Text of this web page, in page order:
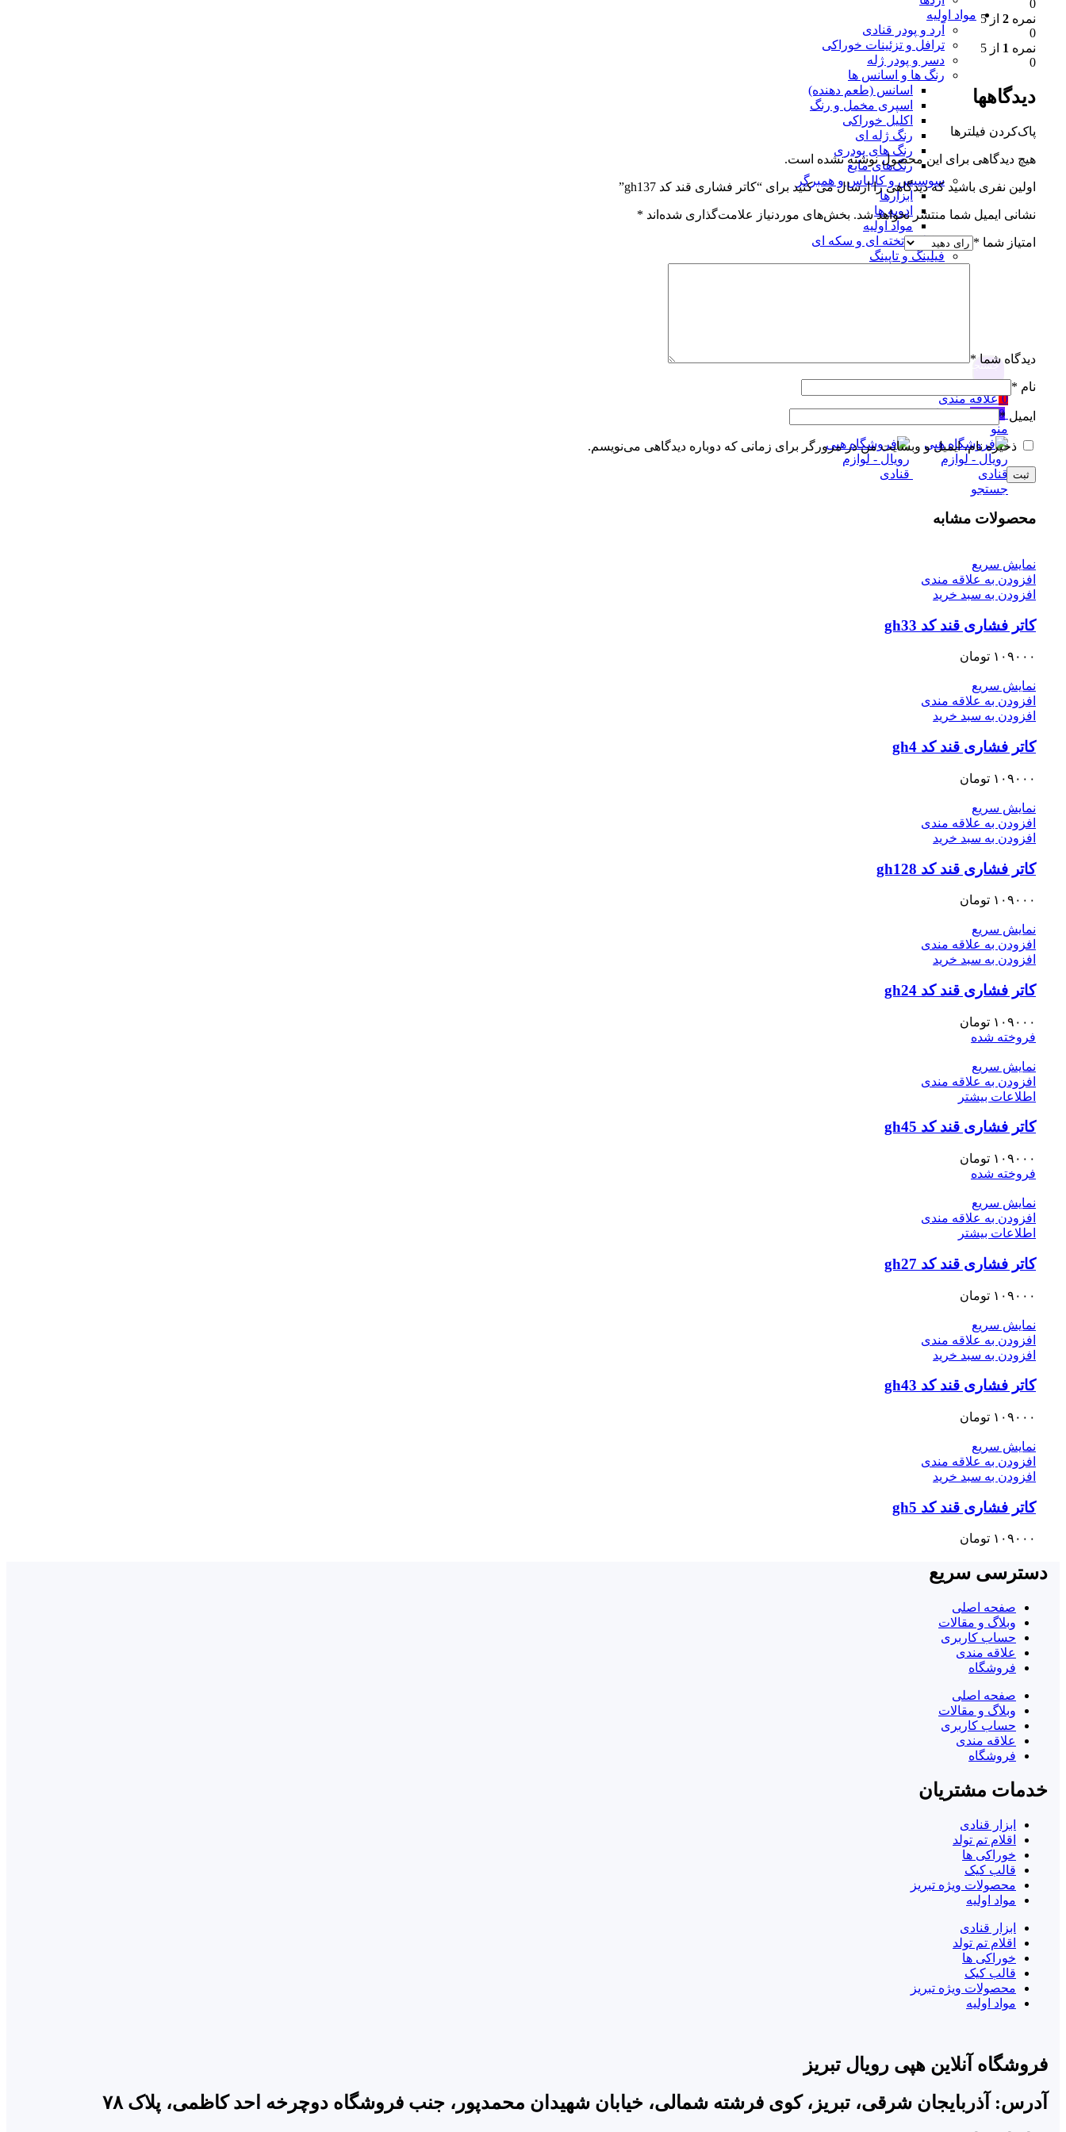
مواد اولیه
آرد و پودر قنادی
ترافل و تزئینات خوراکی
دسر و پودر ژله
رنگ ها و اسانس ها
اسانس (طعم دهنده)
اسپری مخمل و رنگ
اکلیل خوراکی
رنگ ژله ای
رنگ های پودری
رنگ‌های مایع
سوسیس و کالباس و همبرگر
ابزارها
ادویه ها
مواد اولیه
شکلات تخته ای و سکه ای
فیلینگ و تاپینگ
جستجو
0 علاقه مندی
0 مورد ۰ تومان
منو
جستجو
0
نمره 2 از 5
0
نمره 1 از 5
0
دیدگاهها
پاک‌کردن فیلترها
هیچ دیدگاهی برای این محصول نوشته نشده است.
اولین نفری باشید که دیدگاهی را ارسال می کنید برای “کاتر فشاری قند کد gh137”
نشانی ایمیل شما منتشر نخواهد شد. بخش‌های موردنیاز علامت‌گذاری شده‌اند *
امتیاز شما *
دیدگاه شما *
نام *
ایمیل*
ذخیره نام، ایمیل و وبسایت من در مرورگر برای زمانی که دوباره دیدگاهی می‌نویسم.
محصولات مشابه
نمایش سریع
افزودن به علاقه مندی
افزودن به سبد خرید
کاتر فشاری قند کد gh33
۱۰۹۰۰۰ تومان
نمایش سریع
افزودن به علاقه مندی
افزودن به سبد خرید
کاتر فشاری قند کد gh4
۱۰۹۰۰۰ تومان
نمایش سریع
افزودن به علاقه مندی
افزودن به سبد خرید
کاتر فشاری قند کد gh128
۱۰۹۰۰۰ تومان
نمایش سریع
افزودن به علاقه مندی
افزودن به سبد خرید
کاتر فشاری قند کد gh24
۱۰۹۰۰۰ تومان
فروخته شده
نمایش سریع
افزودن به علاقه مندی
اطلاعات بیشتر
کاتر فشاری قند کد gh45
۱۰۹۰۰۰ تومان
فروخته شده
نمایش سریع
افزودن به علاقه مندی
اطلاعات بیشتر
کاتر فشاری قند کد gh27
۱۰۹۰۰۰ تومان
نمایش سریع
افزودن به علاقه مندی
افزودن به سبد خرید
کاتر فشاری قند کد gh43
۱۰۹۰۰۰ تومان
نمایش سریع
افزودن به علاقه مندی
افزودن به سبد خرید
کاتر فشاری قند کد gh5
۱۰۹۰۰۰ تومان
دسترسی سریع
صفحه اصلی
وبلاگ و مقالات
حساب کاربری
علاقه مندی
فروشگاه
صفحه اصلی
وبلاگ و مقالات
حساب کاربری
علاقه مندی
فروشگاه
خدمات مشتریان
ابزار قنادی
اقلام تم تولد
خوراکی ها
قالب کیک
محصولات ویژه تبریز
مواد اولیه
ابزار قنادی
اقلام تم تولد
خوراکی ها
قالب کیک
محصولات ویژه تبریز
مواد اولیه
فروشگاه آنلاین هپی رویال تبریز
آدرس: آذربایجان شرقی، تبریز، کوی فرشته شمالی، خیابان شهیدان محمدپور، جنب فروشگاه دوچرخه احد کاظمی، پلاک ۷۸